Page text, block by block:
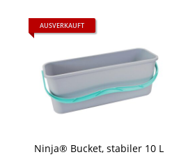
AUSVERKAUFT
Ninja® Bucket, stabiler 10 L